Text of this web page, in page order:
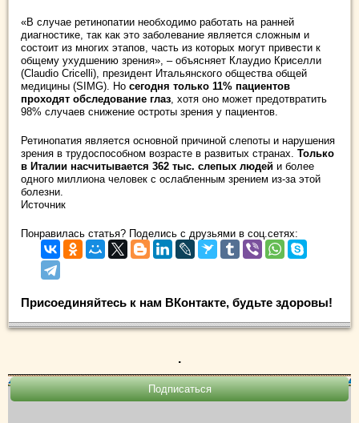
«В случае ретинопатии необходимо работать на ранней
диагностике, так как это заболевание является сложным и
состоит из многих этапов, часть из которых могут привести к
общему ухудшению зрения», – объясняет Клаудио Криселли
(Claudio Cricelli), президент Итальянского общества общей
медицины (SIMG). Но сегодня только 11% пациентов
проходят обследование глаз , хотя оно может предотвратить
98% случаев снижение остроты зрения у пациентов.
Ретинопатия является основной причиной слепоты и нарушения
зрения в трудоспособном возрасте в развитых странах. Только
в Италии насчитывается 362 тыс. слепых людей и более
одного миллиона человек с ослабленным зрением из-за этой
болезни.
Источник
Понравилась статья? Поделись с друзьями в соц.сетях:
Присоединяйтесь к нам ВКонтакте, будьте здоровы!
.